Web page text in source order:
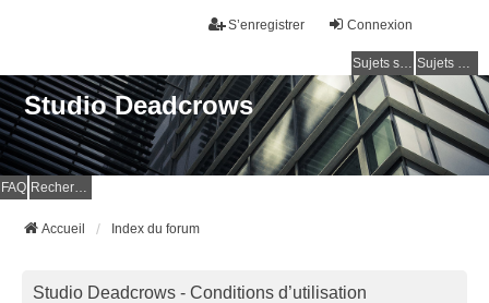
Connexion
S’enregistrer
Sujets sans réponse Sujets actifs
Studio Deadcrows
FAQ Rechercher
Accueil Index du forum
Studio Deadcrows - Conditions d’utilisation